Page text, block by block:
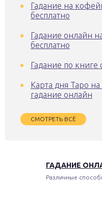
Гадание на
бесплатно
Гадание онлайн
бесплатно
Гадание по книге
Карта дня Таро
гадание онлайн
СМОТРЕТЬ ВСЁ
ГАДАНИЕ
Различные